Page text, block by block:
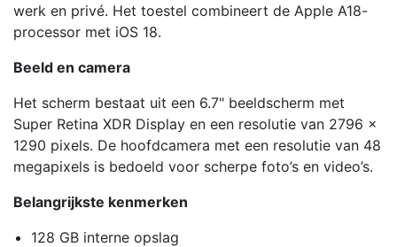
werk en privé. Het toestel combineert de Apple A18-
processor met iOS 18.
Beeld en camera
Het scherm bestaat uit een 6.7" beeldscherm met
Super Retina XDR Display en een resolutie van 2796 x
1290 pixels. De hoofdcamera met een resolutie van 48
megapixels is bedoeld voor scherpe foto’s en video’s.
Belangrijkste kenmerken
128 GB interne opslag